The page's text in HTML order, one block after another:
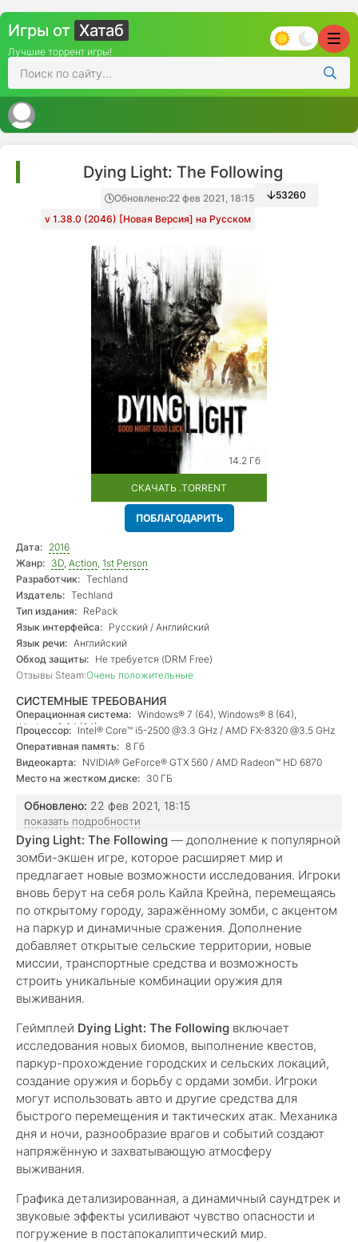
Игры от Хатаб
Лучшие торрент игры!
Dying Light: The Following
Обновлено:22 фев 2021, 18:15
v 1.38.0 (2046) [Новая Версия] на Русском
53260
14.2 Гб
СКАЧАТЬ .TORRENT
ПОБЛАГОДАРИТЬ
Дата: 2016
Жанр: 3D, Action, 1st Person
Разработчик: Techland
Издатель: Techland
Тип издания: RePack
Язык интерфейса: Русский / Английский
Язык речи: Английский
Обход защиты: Не требуется (DRM Free)
Отзывы Steam:Очень положительные
СИСТЕМНЫЕ ТРЕБОВАНИЯ
Операционная система: Windows® 7 (64), Windows® 8 (64),
Windows® 8.1 (64)
Процессор: Intel® Core™ i5-2500 @3.3 GHz / AMD FX-8320 @3.5 GHz
Оперативная память: 8 Гб
Видеокарта: NVIDIA® GeForce® GTX 560 / AMD Radeon™ HD 6870
Место на жестком диске: 30 ГБ
Обновлено: 22 фев 2021, 18:15
показать подробности
Dying Light: The Following — дополнение к популярной
зомби-экшен игре, которое расширяет мир и
предлагает новые возможности исследования. Игроки
вновь берут на себя роль Кайла Крейна, перемещаясь
по открытому городу, заражённому зомби, с акцентом
на паркур и динамичные сражения. Дополнение
добавляет открытые сельские территории, новые
миссии, транспортные средства и возможность
строить уникальные комбинации оружия для
выживания.
Геймплей Dying Light: The Following включает
исследования новых биомов, выполнение квестов,
паркур-прохождение городских и сельских локаций,
создание оружия и борьбу с ордами зомби. Игроки
могут использовать авто и другие средства для
быстрого перемещения и тактических атак. Механика
дня и ночи, разнообразие врагов и событий создают
напряжённую и захватывающую атмосферу
выживания.
Графика детализированная, а динамичный саундтрек и
звуковые эффекты усиливают чувство опасности и
погружение в постапокалиптический мир.